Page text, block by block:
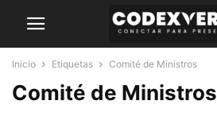
Inicio Etiquetas Comité de Ministros
Comité de Ministros